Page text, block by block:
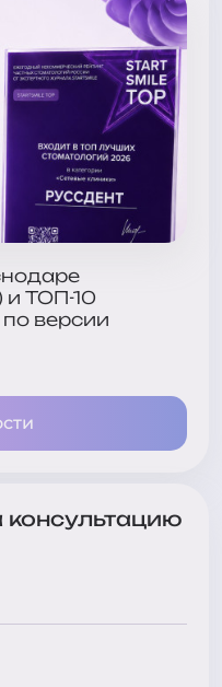
и ТОП-10
версии
консультацию